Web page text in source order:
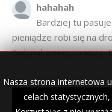
hahahah
Bardziej tu
pieniądze robi się na
Podpisali umowę na wieżę -
Nasza strona internetowa
celach